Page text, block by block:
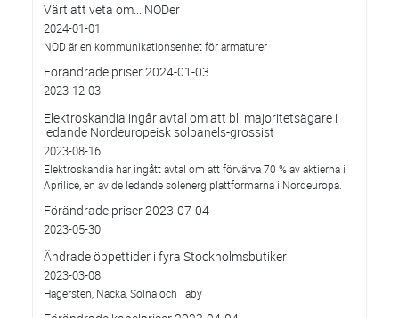
Värt att veta om... NODer
2024-01-01
NOD är en kommunikationsenhet för armaturer
Förändrade priser 2024-01-03
2023-12-03
Elektroskandia ingår avtal om att bli majoritetsägare i
ledande Nordeuropeisk solpanels-grossist
2023-08-16
Elektroskandia har ingått avtal om att förvärva 70 % av aktierna i
Aprilice, en av de ledande solenergiplattformarna i Nordeuropa.
Förändrade priser 2023-07-04
2023-05-30
Ändrade öppettider i fyra Stockholmsbutiker
2023-03-08
Hägersten, Nacka, Solna och Täby